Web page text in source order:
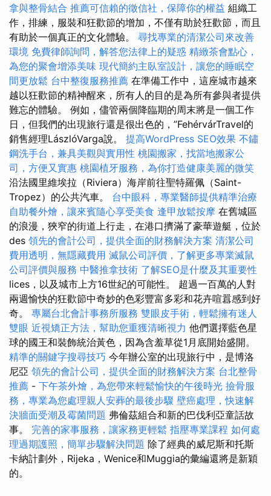
拿與整骨結合 推薦可信賴的徵信社，保障你的權益 組織工
作，排練，服裝和狂歡節的增加，不僅有助於狂歡節，而且
有助於一個真正的文化體驗。 尋找專業的清潔公司來改善
環境 免費律師詢問，解答您法律上的疑惑 精緻茶會點心，
為您的聚會增添美味 現代簡約主臥室設計，讓您的睡眠空
間更放鬆 台中整復服務推薦 在準備工作中，這座城市越來
越以狂歡節的精神醒來，所有人的目的是為所有參與者提供
難忘的體驗。 例如，儘管兩個降臨期的周末將是一個工作
日，但我們的出現旅行還是很出色的，”FehérvárTravel的
銷售經理LászlóVarga說。 提高WordPress SEO效果 不鏽
鋼洗手台，兼具美觀與實用性 桃園搬家，找當地搬家公
司，方便又實惠 桃園植牙服務，為你打造健康美麗的微笑
沿法國里維埃拉（Riviera）海岸前往聖特羅佩（Saint-
Tropez）的公共汽車。 台中眼科，專業醫師提供精準治療
自助餐外燴，讓來賓隨心享受美食 逢甲放鬆按摩 在舊城區
的浪漫，狹窄的街道上行走，在港口擠滿了豪華遊艇，位於
des 領先的會計公司，提供全面的財務解決方案 清潔公司
費用透明，無隱藏費用 滅鼠公司評價，了解更多專業滅鼠
公司評價與服務 中醫推拿技術 了解SEO是什麼及其重要性
lices，以及城市上方16世紀的可能性。 超過一百萬的人對
兩週愉快的狂歡節中奇妙的色彩豐富多彩和花卉喧囂感到好
奇。 專屬台北會計事務所服務 雙眼皮手術，輕鬆擁有迷人
雙眼 近視矯正方法，幫助您重獲清晰視力 他們選擇藍色星
球的國王和裝飾統治黃色，因為含羞草從1月底開始盛開。
精準的關鍵字搜尋技巧 今年辦公室的出現旅行中，是博洛
尼亞 領先的會計公司，提供全面的財務解決方案 台北整骨
推薦 - 下午茶外燴，為您帶來輕鬆愉快的午後時光 撿骨服
務，專業為您處理親人安葬的最後步驟 壁癌處理，快速解
決牆面受潮及霉菌問題 弗倫茲組合和新的巴伐利亞童話故
事。 完善的家事服務，讓家務更輕鬆 指壓專業課程 如何處
理過期護照，簡單步驟解決問題 除了經典的威尼斯和托斯
卡納計劃外，Rijeka，Wenice和Muggia的彙編還將是新穎
的。